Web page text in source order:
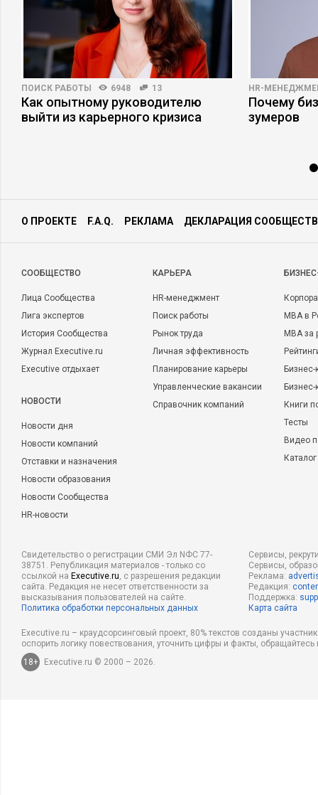
ПОИСК РАБОТЫ 6948 13
Как опытному руководителю
выйти из карьерного кризиса
HR-
Почему
зумеров
О ПРОЕКТЕ F.A.Q. РЕКЛАМА ДЕКЛАРАЦИЯ
CООБЩЕСТВО
Лица Сообщества
Лига экспертов
История Сообщества
Журнал Executive.ru
Executive отдыхает
НОВОСТИ
Новости дня
Новости компаний
Отставки и назначения
Новости образования
Новости Сообщества
HR-новости
КАРЬЕРА
HR-менеджмент
Поиск работы
Рынок труда
Личная эффективность
Планирование карьеры
Управленческие вакансии
Справочник компаний
MBA в
MBA
Бизнес-
Книги
Тесты
Видео
Свидетельство о регистрации СМИ Эл NФС 77-
38751. Републикация материалов - только со
ссылкой на Executive.ru, с разрешения редакции
сайта. Редакция не несет ответственности за
высказывания пользователей на сайте.
Политика обработки персональных данных
Сервисы,
Сервисы,
Реклама:
Редакция:
Поддержка:
Карта сайта
Executive.ru – краудсорсинговый проект, 80% текстов созданы
оспорить логику повествования, уточнить цифры и факты,
18+
Executive.ru © 2000 – 2026.